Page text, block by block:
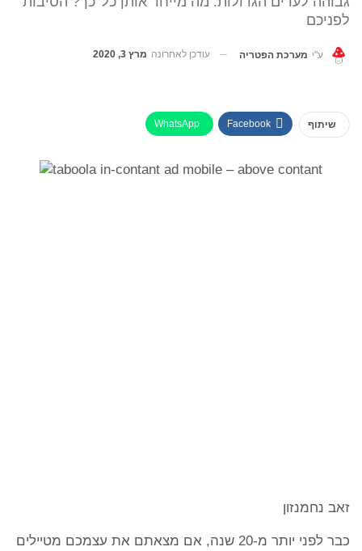
לפניכם
ע"י מערכת הפטריה עודכן לאחרונה מרץ 3, 2020
שיתוף Facebook
WhatsApp
זאב נחמנזון
כבר לפני יותר מ-20 שנה, אם מצאתם את עצמכם מטיילים